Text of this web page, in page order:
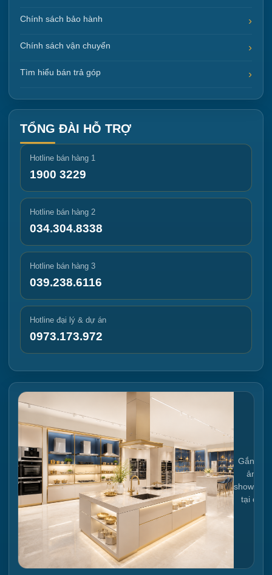
Chính sách bảo hành
Chính sách vận chuyển
Tìm hiểu bán trả góp
TỔNG ĐÀI HỖ TRỢ
Hotline bán hàng 1
1900 3229
Hotline bán hàng 2
034.304.8338
Hotline bán hàng 3
039.238.6116
Hotline đại lý & dự án
0973.173.972
Gắn link
ảnh
tại đây